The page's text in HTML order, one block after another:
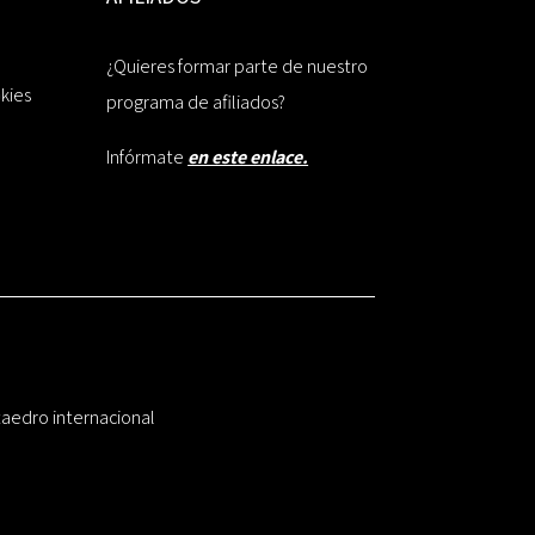
¿Quieres formar parte de nuestro
programa de afiliados?
Infórmate en este enlace.
internacional